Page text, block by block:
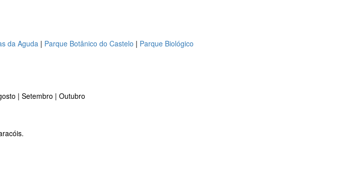
da Aguda | Parque Botânico do Castelo | Parque Biológico
| Setembro | Outubro